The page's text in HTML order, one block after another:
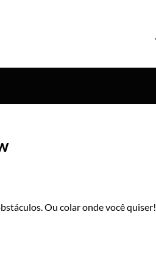
Ou colar onde você quiser!